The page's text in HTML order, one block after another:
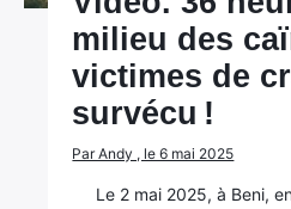
milieu des
victimes de
survécu !
Par Andy , le 6 mai 2025
Le 2 mai 2025, à Beni,